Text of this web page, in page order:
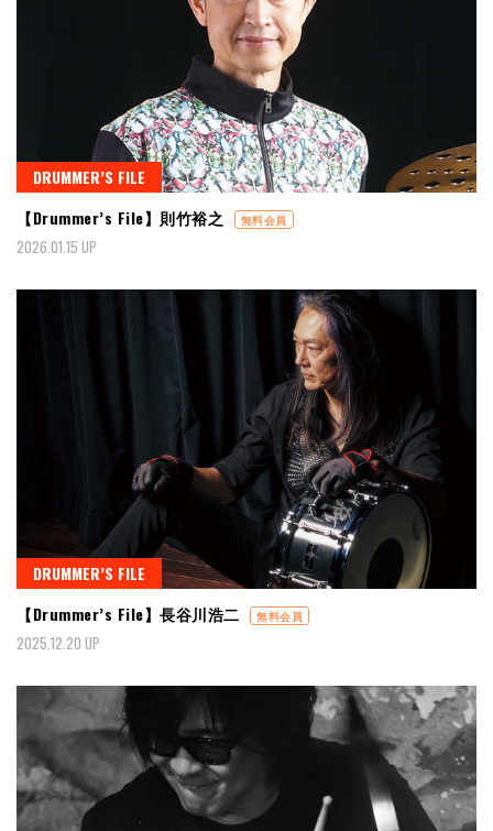
DRUMMER’S FILE
【Drummer’s File】則竹裕之
無料会員
2026.01.15 UP
DRUMMER’S FILE
【Drummer’s File】長谷川浩二
無料会員
2025.12.20 UP